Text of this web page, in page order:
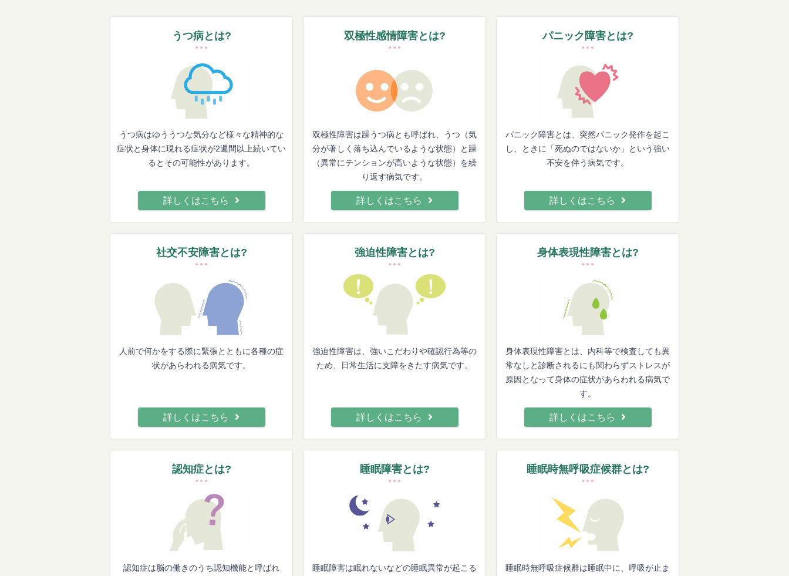
うつ病とは?
うつ病はゆううつな気分など様々な精神的な
症状と身体に現れる症状が2週間以上続いてい
るとその可能性があります。
詳しくはこちら
双極性感情障害とは?
双極性障害は躁うつ病とも呼ばれ、うつ（気
分が著しく落ち込んでいるような状態）と躁
（異常にテンションが高いような状態）を繰
り返す病気です。
詳しくはこちら
パニック障害とは?
パニック障害とは、突然パニック発作を起こ
し、ときに「死ぬのではないか」という強い
不安を伴う病気です。
詳しくはこちら
社交不安障害とは?
人前で何かをする際に緊張とともに各種の症
状があらわれる病気です。
詳しくはこちら
強迫性障害とは?
強迫性障害は、強いこだわりや確認行為等の
ため、日常生活に支障をきたす病気です。
詳しくはこちら
身体表現性障害とは?
身体表現性障害とは、内科等で検査しても異
常なしと診断されるにも関わらずストレスが
原因となって身体の症状があらわれる病気で
す。
詳しくはこちら
認知症とは?
認知症は脳の働きのうち認知機能と呼ばれ
睡眠障害とは?
睡眠障害は眠れないなどの睡眠異常が起こる
睡眠時無呼吸症候群とは?
睡眠時無呼吸症候群は睡眠中に、呼吸が止ま